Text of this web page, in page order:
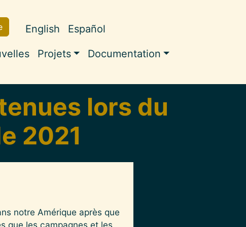
Projets Documentation
English Español
lors du
2021
notre Amérique après que
que les campagnes et les